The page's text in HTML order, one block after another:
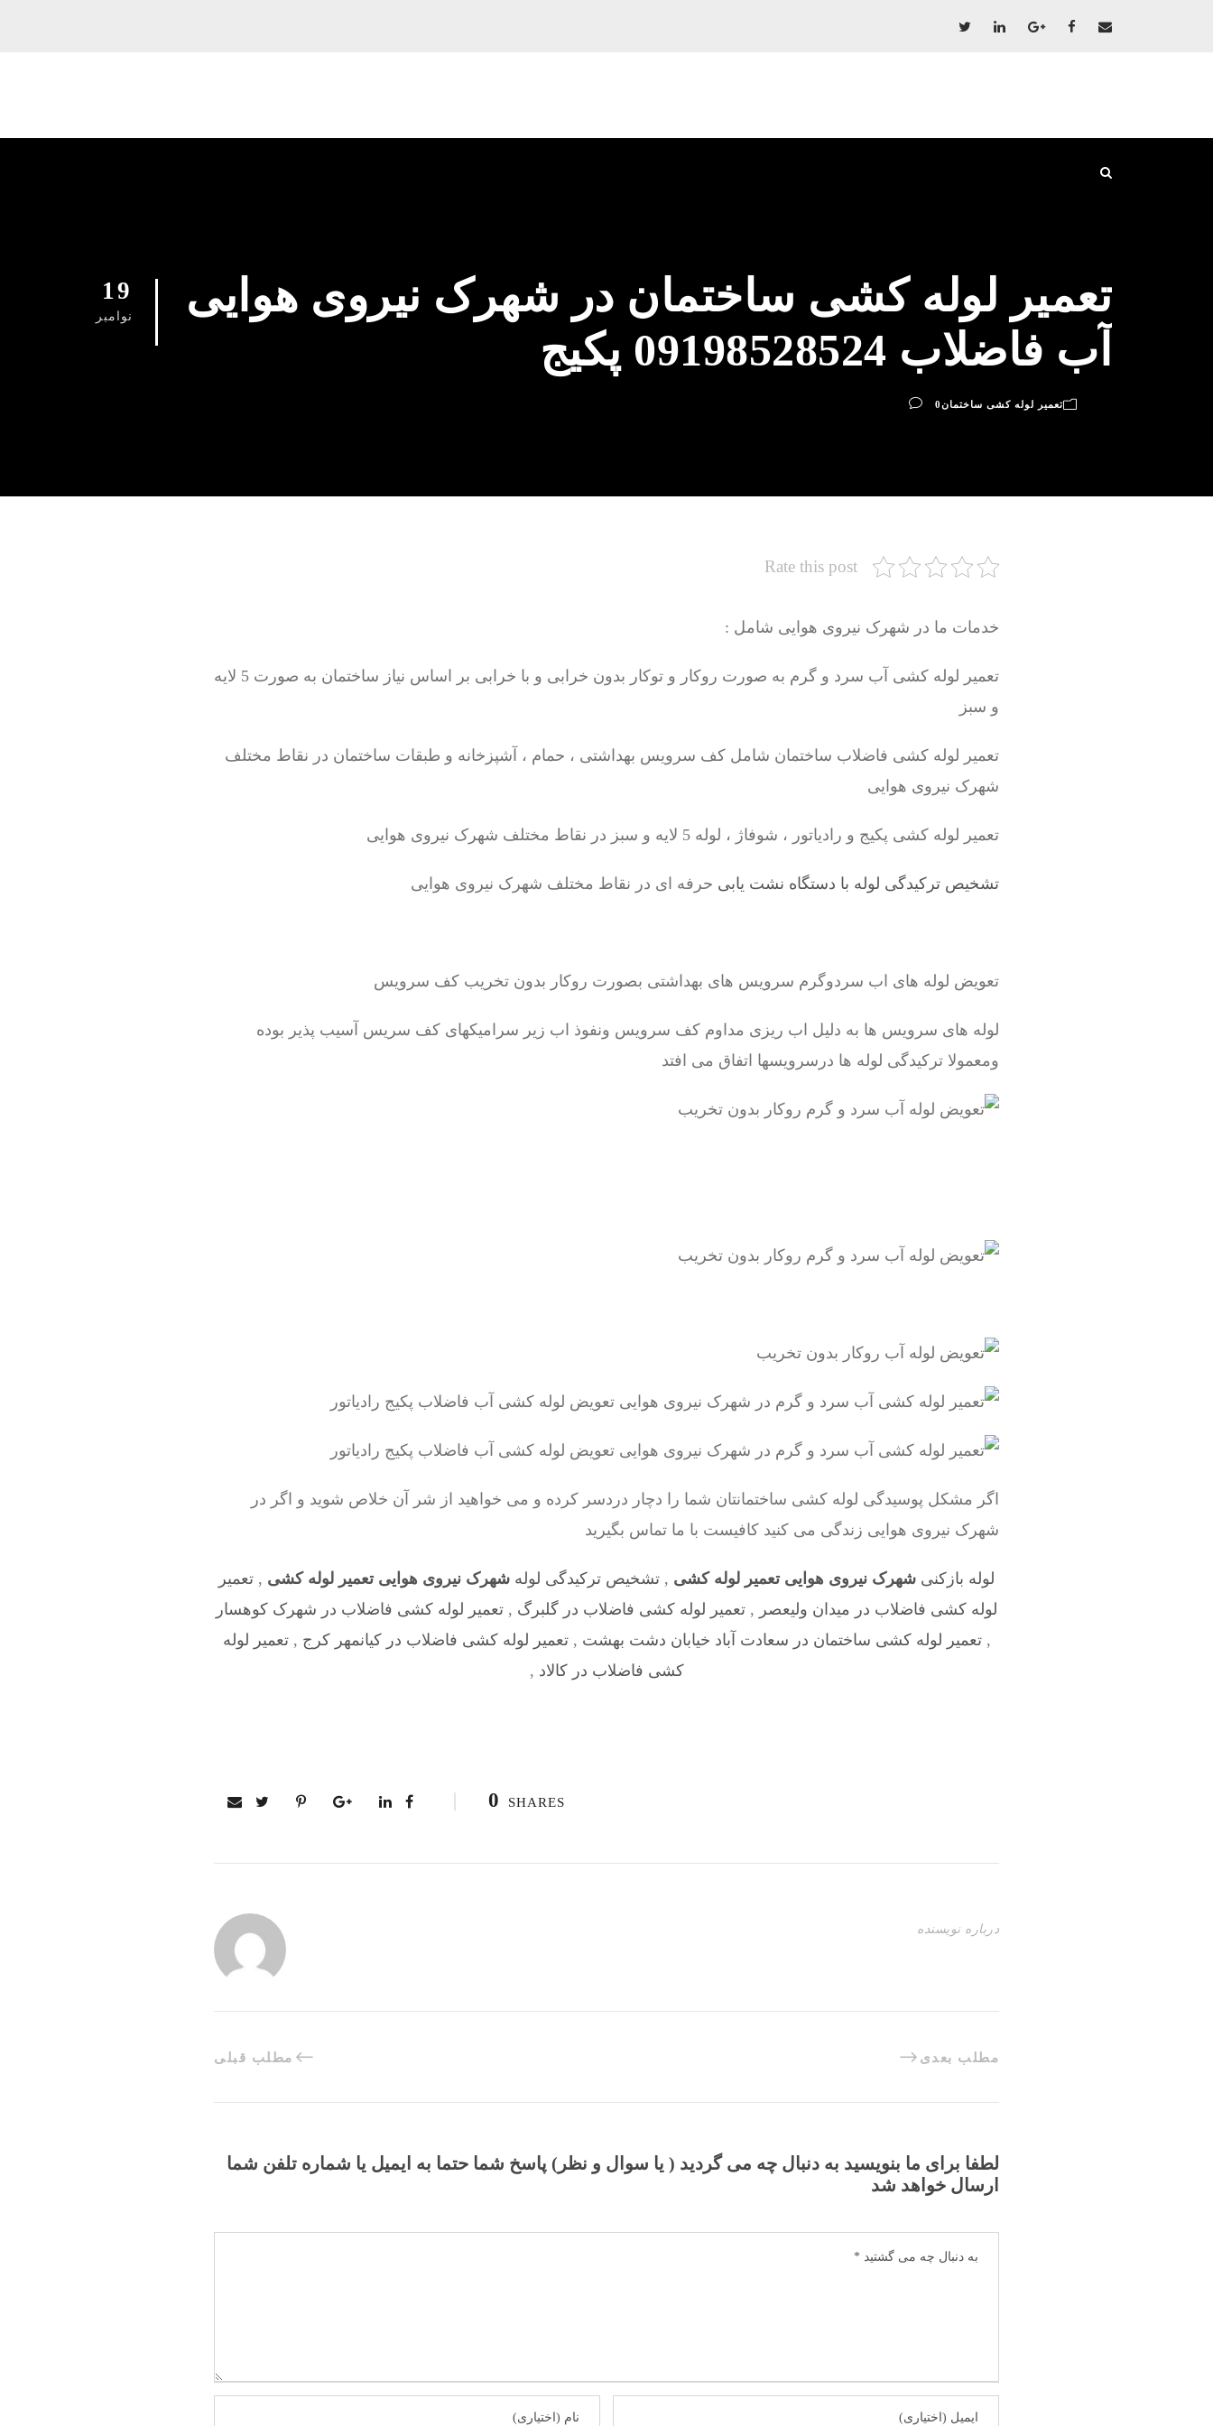
19
نوامبر
تعمیر لوله کشی ساختمان در شهرک نیروی هوایی
آب فاضلاب 09198528524 پکیج
تعمیر لوله کشی ساختمان0
Rate this post
خدمات ما در شهرک نیروی هوایی شامل :
تعمیر لوله کشی آب سرد و گرم به صورت روکار و توکار بدون خرابی و با خرابی بر اساس نیاز ساختمان به صورت 5 لایه
و سبز
تعمیر لوله کشی فاضلاب ساختمان شامل کف سرویس بهداشتی ، حمام ، آشپزخانه و طبقات ساختمان در نقاط مختلف
شهرک نیروی هوایی
تعمیر لوله کشی پکیج و رادیاتور ، شوفاژ ، لوله 5 لایه و سبز در نقاط مختلف شهرک نیروی هوایی
تشخیص ترکیدگی لوله با دستگاه نشت یابی حرفه ای در نقاط مختلف شهرک نیروی هوایی
تعویض لوله های اب سردوگرم سرویس های بهداشتی بصورت روکار بدون تخریب کف سرویس
لوله های سرویس ها به دلیل اب ریزی مداوم کف سرویس ونفوذ اب زیر سرامیکهای کف سریس آسیب پذیر بوده
ومعمولا ترکیدگی لوله ها درسرویسها اتفاق می افتد
اگر مشکل پوسیدگی لوله کشی ساختمانتان شما را دچار دردسر کرده و می خواهید از شر آن خلاص شوید و اگر در
شهرک نیروی هوایی زندگی می کنید کافیست با ما تماس بگیرید
لوله بازکنی شهرک نیروی هوایی تعمیر لوله کشی , تشخیص ترکیدگی لوله شهرک نیروی هوایی تعمیر لوله کشی , تعمیر
لوله کشی فاضلاب در میدان ولیعصر , تعمیر لوله کشی فاضلاب در گلبرگ , تعمیر لوله کشی فاضلاب در شهرک کوهسار
,تعمیر لوله کشی ساختمان در سعادت آباد خیابان دشت بهشت ,تعمیر لوله کشی فاضلاب در کیانمهر کرج ,تعمیر لوله
کشی فاضلاب در کالاد ,
0 SHARES
درباره نویسنده
مطلب قبلی مطلب بعدی
لطفا برای ما بنویسید به دنبال چه می گردید ( یا سوال و نظر) پاسخ شما حتما به ایمیل یا شماره تلفن شما
ارسال خواهد شد